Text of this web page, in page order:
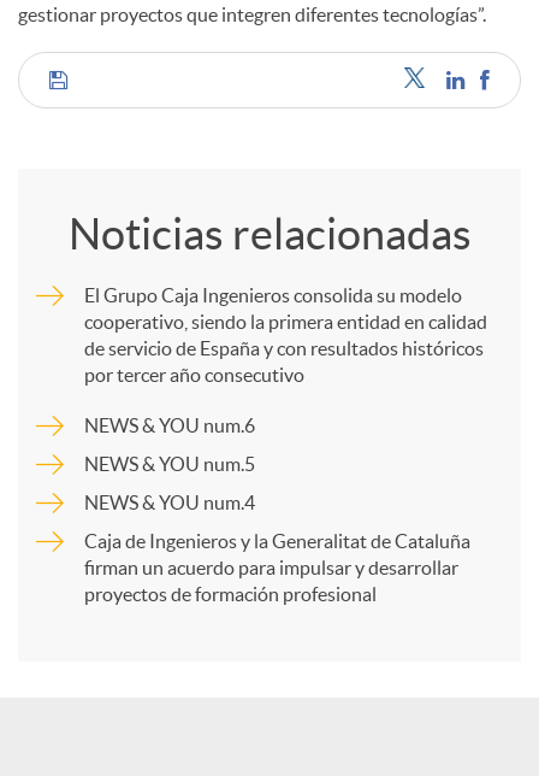
gestionar proyectos que integren diferentes tecnologías”.
C
a
r
Noticias relacionadas
El Grupo Caja Ingenieros consolida su modelo
cooperativo, siendo la primera entidad en calidad
de servicio de España y con resultados históricos
por tercer año consecutivo
NEWS & YOU num.6
NEWS & YOU num.5
NEWS & YOU num.4
Caja de Ingenieros y la Generalitat de Cataluña
firman un acuerdo para impulsar y desarrollar
proyectos de formación profesional